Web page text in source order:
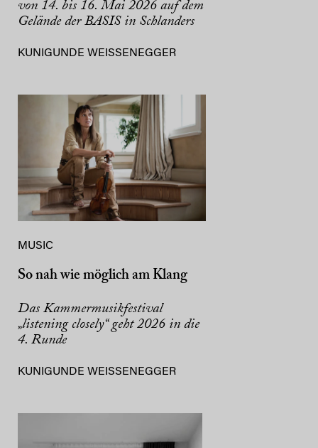
von 14. bis 16. Mai 2026 auf dem
Gelände der BASIS in Schlanders
KUNIGUNDE WEISSENEGGER
MUSIC
So nah wie möglich am Klang
Das Kammermusikfestival
„listening closely“ geht 2026 in die
4. Runde
KUNIGUNDE WEISSENEGGER